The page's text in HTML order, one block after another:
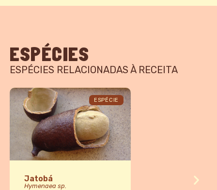
ESPÉCIES
ESPÉCIES RELACIONADAS À RECEITA
ESPÉCIE
Jatobá
Hymenaea sp.